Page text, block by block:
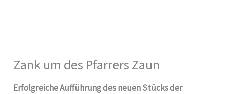
Zank um des Pfarrers Zaun
Erfolgreiche Aufführung des neuen Stücks der